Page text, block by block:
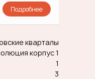
Подробнее
кварталы
корпус 1
1
3